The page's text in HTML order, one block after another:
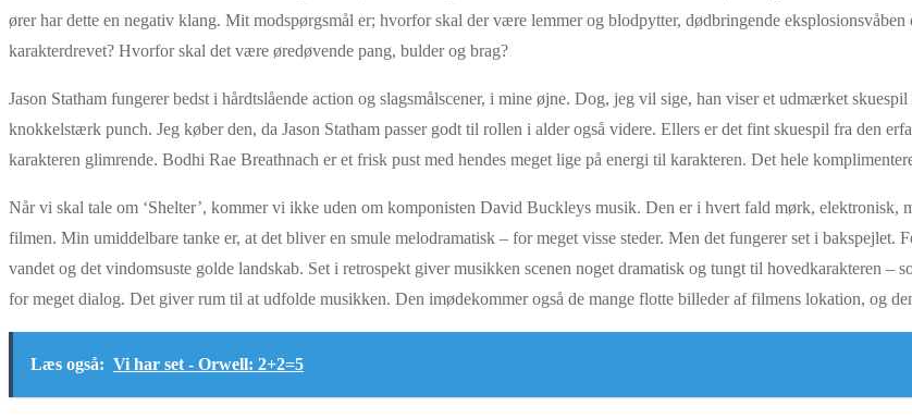
ører har dette en negativ klang. Mit modspørgsmål er; hvorfor skal der være lemmer og blodpytter, dødbringende
karakterdrevet? Hvorfor skal det være øredøvende pang, bulder og brag?
Jason Statham fungerer bedst i hårdtslående action og slagsmålscener, i mine øjne. Dog, jeg vil sige, han viser et udmærket
knokkelstærk punch. Jeg køber den, da Jason Statham passer godt til rollen i alder også videre. Ellers er det fint skuespil fra den
karakteren glimrende. Bodhi Rae Breathnach er et frisk pust med hendes meget lige på energi til karakteren. Det hele
Når vi skal tale om ‘Shelter’, kommer vi ikke uden om komponisten David Buckleys musik. Den er i hvert fald mørk,
filmen. Min umiddelbare tanke er, at det bliver en smule melodramatisk – for meget visse steder. Men det fungerer set i bakspejlet.
vandet og det vindomsuste golde landskab. Set i retrospekt giver musikken scenen noget dramatisk og tungt til hovedkarakteren
for meget dialog. Det giver rum til at udfolde musikken. Den imødekommer også de mange flotte billeder af filmens lokation, og
Læs også: Vi har set - Orwell: 2+2=5